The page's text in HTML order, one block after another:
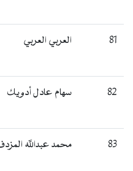
81 العربي العربي
82 سهام عادل أدويك
83 محمد عبدالله المزدف